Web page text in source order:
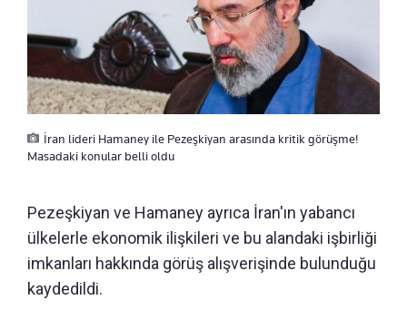
İran lideri Hamaney ile Pezeşkiyan arasında kritik görüşme!
Masadaki konular belli oldu
Pezeşkiyan ve Hamaney ayrıca İran'ın yabancı
ülkelerle ekonomik ilişkileri ve bu alandaki işbirliği
imkanları hakkında görüş alışverişinde bulunduğu
kaydedildi.